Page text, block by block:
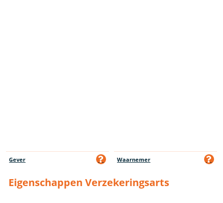
Gever Waarnemer
Eigenschappen Verzekeringsarts